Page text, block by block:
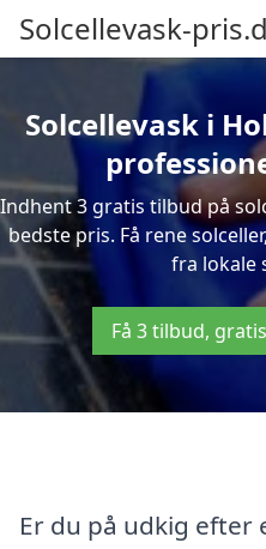
Solcellevask-
Solcellevask i
Indhent 3 gratis tilbud på
bedste pris. Få rene
fra lokale
Få 3 tilbud,
Er du på udkig efter